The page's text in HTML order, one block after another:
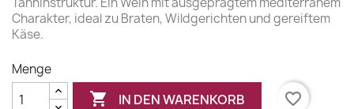
Charakter, ideal zu Braten, Wildgerichten und gereiftem
Käse.
Menge
 IN DEN WARENKORB favorite_border